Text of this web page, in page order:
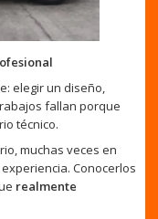
elegir un diseño,
fallan porque
técnico.
muchas veces en
Conocerlos
realmente